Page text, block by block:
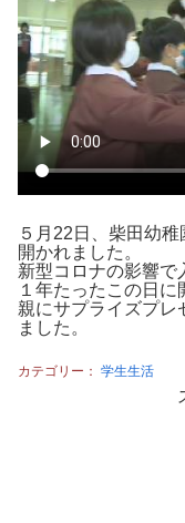
５月22日、柴田幼
開かれました。
新型コロナの影響で
１年たったこの日
親にサプライズプレ
ました。
カテゴリー： 学生生活